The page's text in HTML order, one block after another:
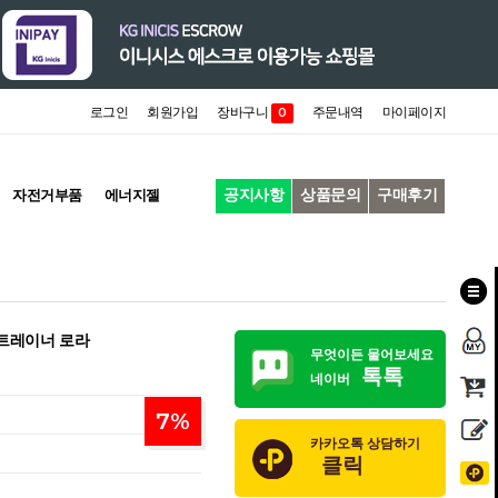
로그인 회원가입 장바구니 0 주문내역 마이페이지
자전거부품 에너지젤 공지사항 상품문의 구매후기
레이너 로라
7%
무엇이든 물어보세요
네이버
톡톡
카카오톡 상담하기
클릭